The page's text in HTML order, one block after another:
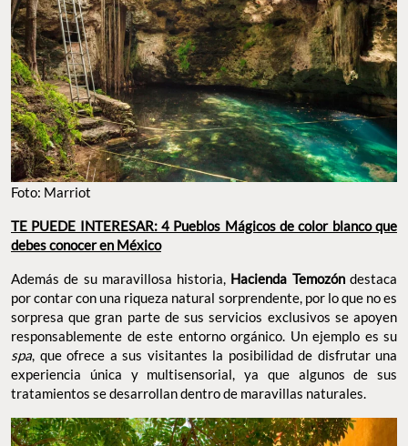
Foto: Marriot
TE PUEDE INTERESAR: 4 Pueblos Mágicos de color blanco que
debes conocer en México
Además de su maravillosa historia, Hacienda Temozóndestaca
por contar con una riqueza natural sorprendente, por lo que no es
sorpresa que gran parte de sus servicios exclusivos se apoyen
responsablemente de este entorno orgánico. Un ejemplo es su
spa, que ofrece a sus visitantes la posibilidad de disfrutar una
experiencia única y multisensorial, ya que algunos de sus
tratamientos se desarrollan dentro de maravillas naturales.